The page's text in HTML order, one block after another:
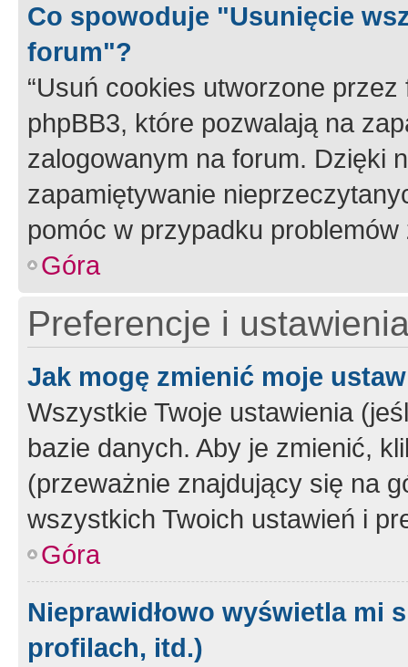
Co spowoduje "Usunięcie
forum"?
“Usuń cookies utworzone
phpBB3, które pozwalają na
zalogowanym na forum. Dzięki
zapamiętywanie
pomóc w przypadku
Góra
Preferencje i
Jak mogę zmienić moje
Wszystkie Twoje ustawienia
bazie danych. Aby je zmienić,
(przeważnie znajdujący się na
wszystkich Twoich ustawień i
Góra
Nieprawidłowo wyświetla mi
profilach, itd.)